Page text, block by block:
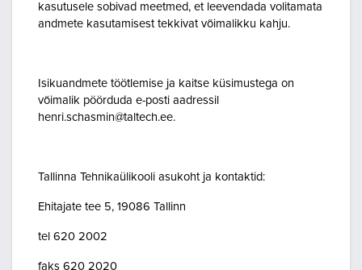
kasutusele sobivad meetmed, et leevendada volitamata
andmete kasutamisest tekkivat võimalikku kahju.
Isikuandmete töötlemise ja kaitse küsimustega on
võimalik pöörduda e-posti aadressil
henri.schasmin@taltech.ee.
Tallinna Tehnikaülikooli asukoht ja kontaktid:
Ehitajate tee 5, 19086 Tallinn
tel 620 2002
faks 620 2020